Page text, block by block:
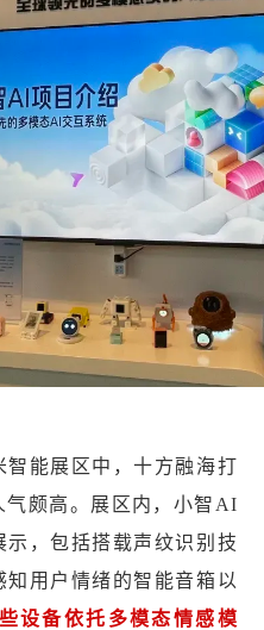
能展区中，十方融海打
气颇高。展区内，小智AI
，包括搭载声纹识别技
用户情绪的智能音箱以
设备依托多模态情感模